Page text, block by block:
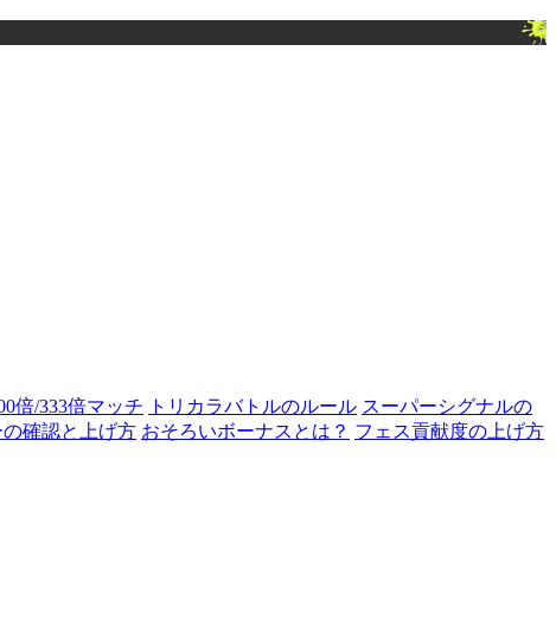
倍/333倍マッチ トリカラバトルのルール スーパーシグナルの
確認と上げ方 おそろいボーナスとは？ フェス貢献度の上げ方